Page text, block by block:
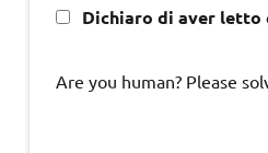
Dichiaro di aver letto
Are you human? Please